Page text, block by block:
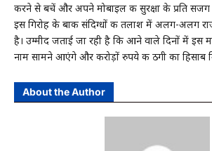
करने से बचें और अपने मोबाइल की सुरक्षा के प्रति
इस गिरोह के बाकी संदिग्धों की तलाश में अलग-अलग
है। उम्मीद जताई जा रही है कि आने वाले दिनों में
नाम सामने आएंगे और करोड़ों रुपये की ठगी का हिसाब
About the Author